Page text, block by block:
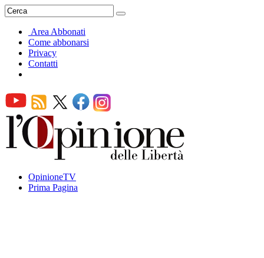
Area Abbonati
Come abbonarsi
Privacy
Contatti
OpinioneTV
Prima Pagina